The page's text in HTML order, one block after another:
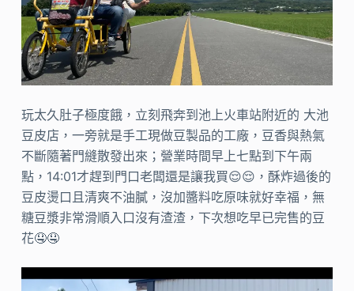
玩太久肚子極度餓，立刻飛奔到池上火車站附近的 大池
豆皮店，一旁就是手工現做豆製品的工廠，豆香與熱氣
不斷隨著門縫散發出來；營業時間早上七點到下午兩
點，14:01才趕到門口老闆還是讓我買😌😌，酥炸過後的
豆皮燙口且清爽不油膩，沒加醬料吃原味就好幸福，無
糖豆漿非常滑順入口沒有渣渣，下次想吃早已完售的豆
花🤤🤤